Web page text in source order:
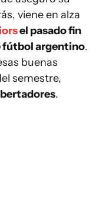
viene en alza
el pasado fin
fútbol argentino.
buenas
semestre,
.